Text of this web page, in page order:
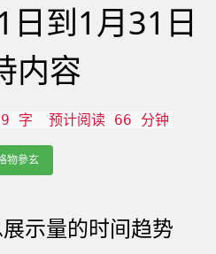
到1月31日
内容
字 预计阅读 66 分钟
物參玄
示量的时间趋势